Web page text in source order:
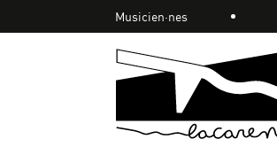
Panneau de gestion des cookies
Accueil
Musicien·nes